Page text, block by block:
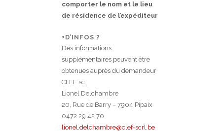
comporter le nom et le lieu
de résidence de l’expéditeur
+D’INFOS ?
Des informations
supplémentaires peuvent être
obtenues auprès du demandeur
CLEF sc.
Lionel Delchambre
20, Rue de Barry – 7904 Pipaix
0472 29 42 70
lionel.delchambre@clef-scrl.be